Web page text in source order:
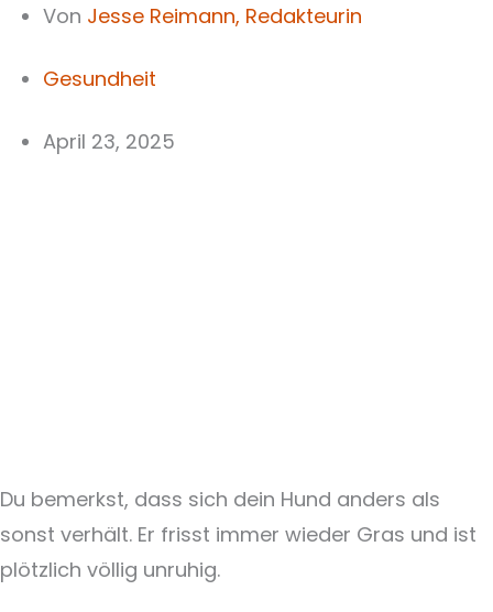
Von Jesse Reimann, Redakteurin
Gesundheit
April 23, 2025
Du bemerkst, dass sich dein Hund anders als
sonst verhält. Er frisst immer wieder Gras und ist
plötzlich völlig unruhig.